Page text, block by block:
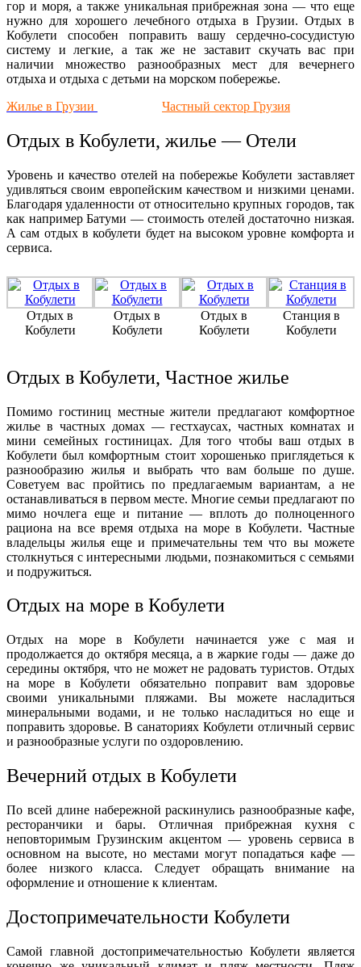
гор и моря, а также уникальная прибрежная зона — что еще
нужно для хорошего лечебного отдыха в Грузии. Отдых в
Кобулети способен поправить вашу сердечно-сосудистую
систему и легкие, а так же не заставит скучать вас при
наличии множество разнообразных мест для вечернего
отдыха и отдыха с детьми на морском побережье.
Жилье в Грузии
Частный сектор Грузия
Отдых в Кобулети, жилье — Отели
Уровень и качество отелей на побережье Кобулети заставляет
удивляться своим европейским качеством и низкими ценами.
Благодаря удаленности от относительно крупных городов, так
как например Батуми — стоимость отелей достаточно низкая.
А сам отдых в кобулети будет на высоком уровне комфорта и
сервиса.
Отдых в
Кобулети
Отдых в
Кобулети
Отдых в
Кобулети
Станция в
Кобулети
Отдых в Кобулети, Частное жилье
Помимо гостиниц местные жители предлагают комфортное
жилье в частных домах — гестхаусах, частных комнатах и
мини семейных гостиницах. Для того чтобы ваш отдых в
Кобулети был комфортным стоит хорошенько приглядеться к
разнообразию жилья и выбрать что вам больше по душе.
Советуем вас пройтись по предлагаемым вариантам, а не
останавливаться в первом месте. Многие семьи предлагают по
мимо ночлега еще и питание — вплоть до полноценного
рациона на все время отдыха на море в Кобулети. Частные
владельцы жилья еще и примечательны тем что вы можете
столкнуться с интересными людьми, познакомиться с семьями
и подружиться.
Отдых на море в Кобулети
Отдых на море в Кобулети начинается уже с мая и
продолжается до октября месяца, а в жаркие годы — даже до
середины октября, что не может не радовать туристов. Отдых
на море в Кобулети обязательно поправит вам здоровье
своими уникальными пляжами. Вы можете насладиться
минеральными водами, и не только насладиться но еще и
поправить здоровье. В санаториях Кобулети отличный сервис
и разнообразные услуги по оздоровлению.
Вечерний отдых в Кобулети
По всей длине набережной раскинулись разнообразные кафе,
ресторанчики и бары. Отличная прибрежная кухня с
неповторимым Грузинским акцентом — уровень сервиса в
основном на высоте, но местами могут попадаться кафе —
более низкого класса. Следует обращать внимание на
оформление и отношение к клиентам.
Достопримечательности Кобулети
Самой главной достопримечательностью Кобулети является